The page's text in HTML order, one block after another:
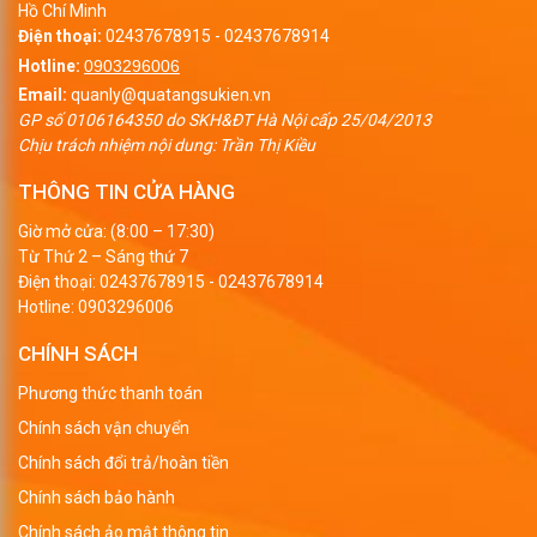
Với mục đích để làm quà tặng khuyến mãi nhiều doanh
nghiệp chọn phương pháp in thước kẻ để quảng cáo.
Với hệ thống xưởng in được đầu tư đầy đủ các máy
móc công nghệ tiên tiến hiện đại nhất hiện nay, Epvina
cung cấp đa dạng các mẫu mã với nhiều sự lựa chọn
phương pháp in khác nhau, tạo nên sự độc đáo cho từng
sản phẩm. Với mỗi chất liệu của thước kẻ sẽ có các
phương pháp in phù hợp, tiêu biểu như:
Khắc laser
Hồ Chí Minh
Điện thoại: 02437678915 - 02437678914
Hotline: 0903296006
Email: quanly@quatangsukien.vn
GP số 0106164350 do SKH&ĐT Hà Nội cấp 25/04/2013
Chịu trách nhiệm nội dung: Trần Thị Kiều
THÔNG TIN CỬA HÀNG
Giờ mở cửa: (8:00 – 17:30)
Từ Thứ 2 – Sáng thứ 7
Điện thoại: 02437678915 - 02437678914
Hotline: 0903296006
CHÍNH SÁCH
Phương thức thanh toán
Chính sách vận chuyển
Chính sách đổi trả/hoàn tiền
Chính sách bảo hành
Chính sách ảo mật thông tin